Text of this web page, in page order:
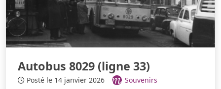
Autobus 8029 (ligne 33)
Posté le 14 janvier 2026 Souvenirs